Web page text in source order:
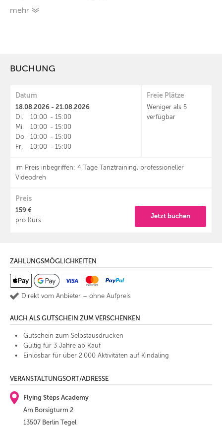
mehr
BUCHUNG
Datum
18.08.2026 - 21.08.2026
Di. 10:00 - 15:00
Mi.
10:00 - 15:00
Do.
10:00 - 15:00
Fr.
10:00 - 15:00
im Preis inbegriffen: 4 Tage Tanztraining, professioneller
Videodreh
Freie Plätze
Weniger als 5
verfügbar
Preis
159 €
pro Kurs
Jetzt buchen
ZAHLUNGSMÖGLICHKEITEN
Direkt vom Anbieter – ohne Aufpreis
AUCH ALS GUTSCHEIN ZUM VERSCHENKEN
Gutschein zum Selbstausdrucken
Gültig für 3 Jahre ab Kauf
Einlösbar für über 2.000 Aktivitäten auf Kindaling
VERANSTALTUNGSORT/ADRESSE
Flying Steps Academy
Am Borsigturm 2
13507 Berlin Tegel